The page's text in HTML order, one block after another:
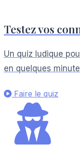
Testez vos
Un quiz ludique
en quelques
Faire le quiz